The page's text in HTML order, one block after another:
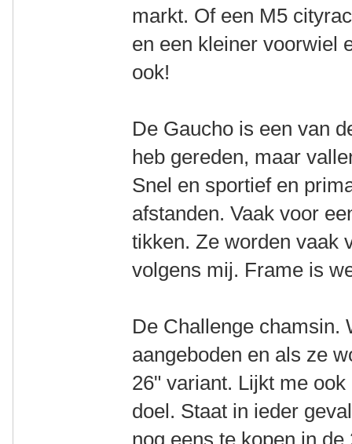
markt. Of een M5
en een kleiner voorwiel
ook!
De Gaucho is een van
heb gereden, maar
Snel en sportief en
afstanden. Vaak voor
tikken. Ze worden vaak
volgens mij. Frame is
De Challenge chamsin.
aangeboden en als ze
26" variant. Lijkt me
doel. Staat in ieder
nog eens te kopen in de